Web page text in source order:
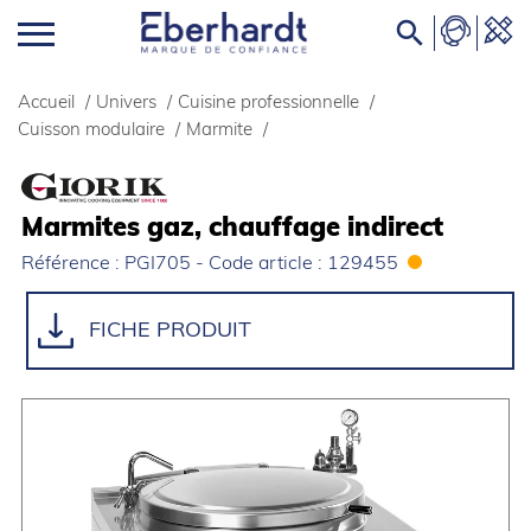

Accueil / Univers / Cuisine professionnelle /
Cuisson modulaire / Marmite /
Marmites gaz, chauffage indirect
Référence : PGI705 - Code article : 129455
FICHE PRODUIT